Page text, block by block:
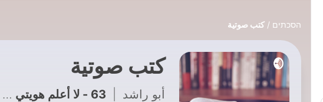
הסכתים كتب صوتية
كتب صوتية
أبو راشد 63 - لا أعلم هويتي حوار مع ملحد